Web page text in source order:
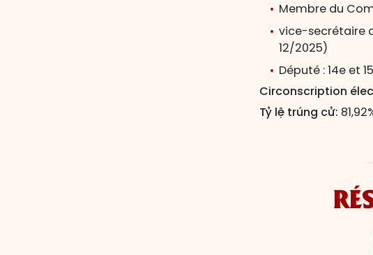
Membre du
vice-secrétaire
12/2025)
Député : 14e et
Circonscription
Tỷ lệ trúng cử: